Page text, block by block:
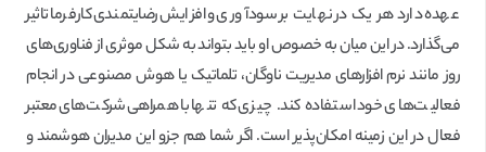
عهده دارد هر یک در نهایت بر سودآوری و افزایش رضایتمندی کارفرما تاثیر
می‌گذارد. در این میان به خصوص او باید بتواند به شکل موثری از فناوری‌های
روز مانند نرم افزارهای مدیریت ناوگان، تلماتیک یا هوش مصنوعی در انجام
فعالیت‌های خود استفاده کند. چیزی که تنها با همراهی شرکت‌های معتبر
فعال در این زمینه امکان‌پذیر است. اگر شما هم جزو این مدیران هوشمند و